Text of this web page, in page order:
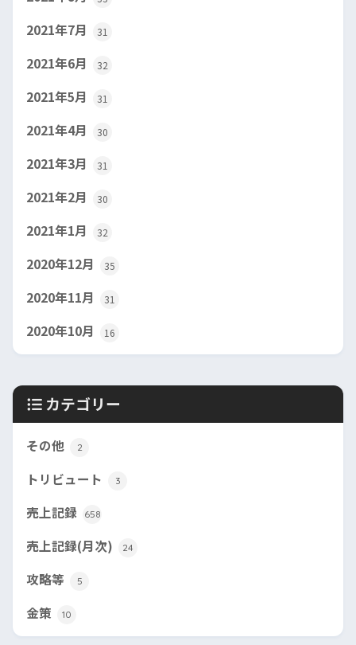
2021年7月 31
2021年6月 32
2021年5月 31
2021年4月 30
2021年3月 31
2021年2月 30
2021年1月 32
2020年12月 35
2020年11月 31
2020年10月 16
カテゴリー
その他 2
トリビュート 3
売上記録 658
売上記録(月次) 24
攻略等 5
金策 10